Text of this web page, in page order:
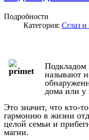
Подробности
Категория: Сглаз и
Подкладом
называют
дома или у
Это значит, что кто-
гармонию в жизни
целой семьи и
магии.